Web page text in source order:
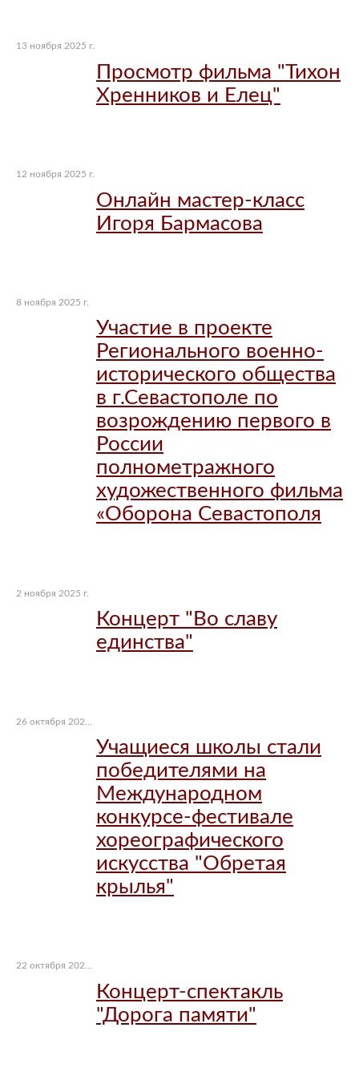
13 ноября 2025 г.
Просмотр фильма "Тихон
Хренников и Елец"
12 ноября 2025 г.
Онлайн мастер-класс
Игоря Бармасова
8 ноября 2025 г.
Участие в проекте
Регионального военно-
исторического общества
в г.Севастополе по
возрождению первого в
России
полнометражного
художественного фильма
«Оборона Севастополя
2 ноября 2025 г.
Концерт "Во славу
единства"
Учащиеся школы стали
победителями на
Международном
конкурсе-фестивале
хореографического
искусства "Обретая
крылья"
Концерт-спектакль
"Дорога памяти"